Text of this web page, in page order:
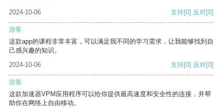
2024-10-06 支持[0] 反对[0]
游客
这款app的课程非常丰富，可以满足我不同的学习需求，让我能够找到自
己感兴趣的知识。
2024-10-06
支持[0] 反对[0]
游客
这款加速器VPM应用程序可以给你提供最高速度和安全性的连接，并帮
助你在网络上自由移动。